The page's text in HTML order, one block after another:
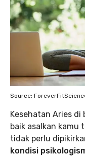
Source:
Kesehatan Aries
baik asalkan kamu
tidak perlu
kondisi